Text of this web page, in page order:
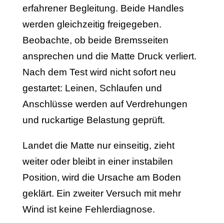
erfahrener Begleitung. Beide Handles
werden gleichzeitig freigegeben.
Beobachte, ob beide Bremsseiten
ansprechen und die Matte Druck verliert.
Nach dem Test wird nicht sofort neu
gestartet: Leinen, Schlaufen und
Anschlüsse werden auf Verdrehungen
und ruckartige Belastung geprüft.
Landet die Matte nur einseitig, zieht
weiter oder bleibt in einer instabilen
Position, wird die Ursache am Boden
geklärt. Ein zweiter Versuch mit mehr
Wind ist keine Fehlerdiagnose.